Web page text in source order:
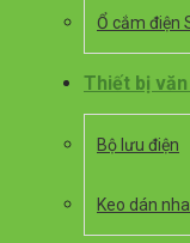
Ổ cắm điện
Thiết bị
Bộ lưu điện
Keo dán